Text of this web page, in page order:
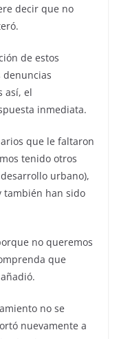
decir que no
de estos
denuncias
así, el
inmediata.
que le faltaron
tenido otros
urbano),
también han sido
no queremos
que
no se
nuevamente a